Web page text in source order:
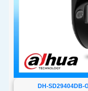
DH-SD29404DB-